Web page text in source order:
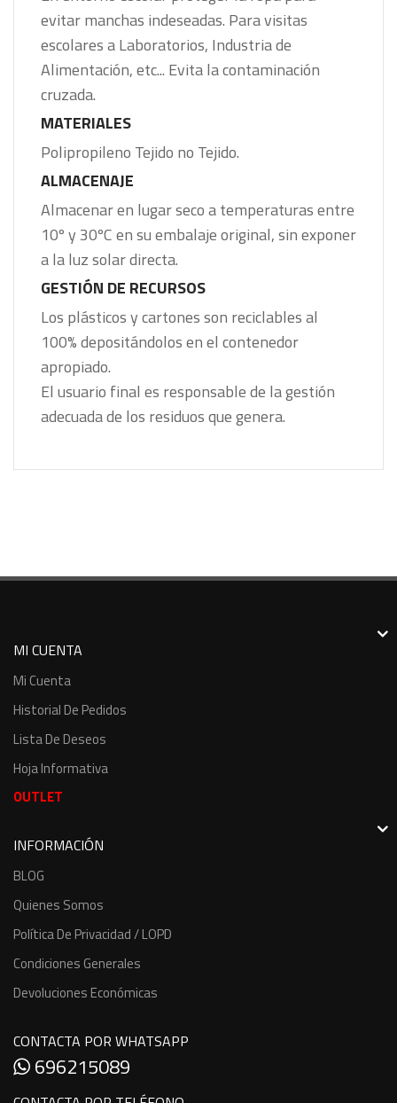
evitar manchas indeseadas. Para visitas
escolares a Laboratorios, Industria de
Alimentación, etc... Evita la contaminación
cruzada.
MATERIALES
Polipropileno Tejido no Tejido.
ALMACENAJE
Almacenar en lugar seco a temperaturas entre
10º y 30ºC en su embalaje original, sin exponer
a la luz solar directa.
GESTIÓN DE RECURSOS
Los plásticos y cartones son reciclables al
100% depositándolos en el contenedor
apropiado.
El usuario final es responsable de la gestión
adecuada de los residuos que genera.
MI CUENTA
Mi Cuenta
Historial De Pedidos
Lista De Deseos
Hoja Informativa
OUTLET
INFORMACIÓN
BLOG
Quienes Somos
Política De Privacidad / LOPD
Condiciones Generales
Devoluciones Económicas
CONTACTA POR WHATSAPP
696215089